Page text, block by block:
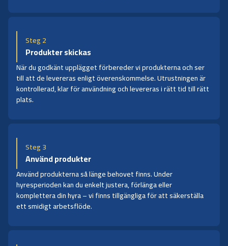
Steg 2
Produkter skickas
När du godkänt upplägget förbereder vi produkterna och ser
till att de levereras enligt överenskommelse. Utrustningen är
kontrollerad, klar för användning och levereras i rätt tid till rätt
plats.
Steg 3
Använd produkter
Använd produkterna så länge behovet finns. Under
hyresperioden kan du enkelt justera, förlänga eller
komplettera din hyra – vi finns tillgängliga för att säkerställa
ett smidigt arbetsflöde.